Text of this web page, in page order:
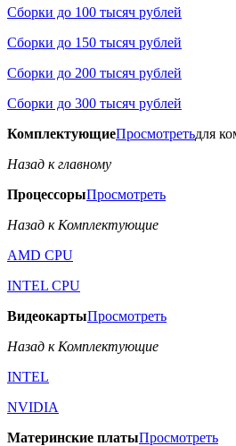
Сборки до 100 тысяч рублей
Сборки до 150 тысяч рублей
Сборки до 200 тысяч рублей
Сборки до 300 тысяч рублей
КомплектующиеПросмотретьдля
Назад к главному
ПроцессорыПросмотреть
Назад к Комплектующие
AMD CPU
INTEL CPU
ВидеокартыПросмотреть
Назад к Комплектующие
INTEL
NVIDIA
Материнские платыПросмотреть